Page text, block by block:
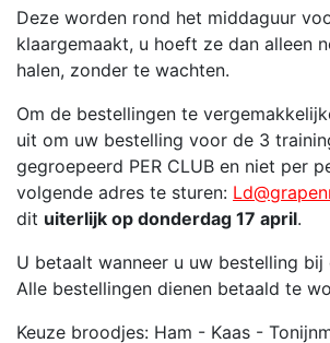
Deze worden rond het middaguur
klaargemaakt, u hoeft ze dan alleen
halen, zonder te wachten.
Om de bestellingen te
uit om uw bestelling voor de 3
gegroepeerd PER CLUB en niet per
volgende adres te sturen:
dit uiterlijk op donderdag 17 april.
U betaalt wanneer u uw bestelling bij
Alle bestellingen dienen betaald te
Keuze broodjes: Ham - Kaas -